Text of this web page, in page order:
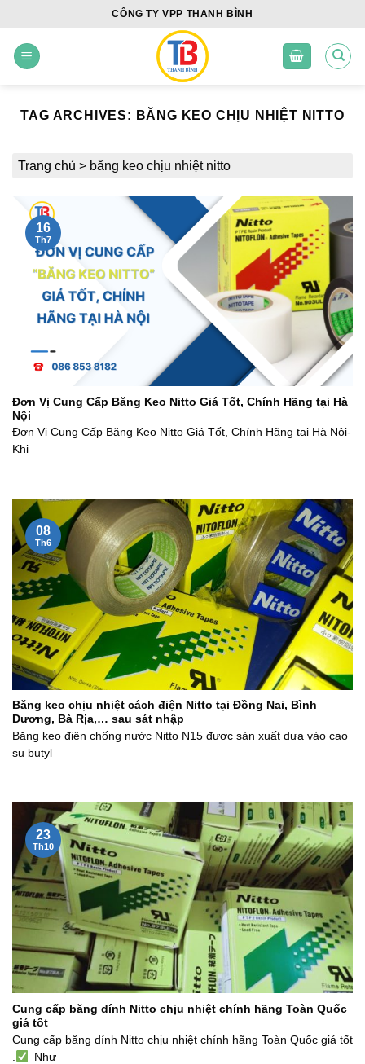
content
CÔNG TY VPP THANH BÌNH
TAG ARCHIVES: BĂNG KEO CHỊU NHIỆT NITTO
Trang chủ > băng keo chịu nhiệt nitto
Đơn Vị Cung Cấp Băng Keo Nitto Giá Tốt, Chính Hãng tại Hà
Nội
Đơn Vị Cung Cấp Băng Keo Nitto Giá Tốt, Chính Hãng tại Hà Nội-
Khi
16
Th7
Băng keo chịu nhiệt cách điện Nitto tại Đồng Nai, Bình
Dương, Bà Rịa,… sau sát nhập
Băng keo điện chống nước Nitto N15 được sản xuất dựa vào cao
su butyl
08
Th6
Cung cấp băng dính Nitto chịu nhiệt chính hãng Toàn Quốc
giá tốt
Cung cấp băng dính Nitto chịu nhiệt chính hãng Toàn Quốc giá tốt
Như
23
Th10